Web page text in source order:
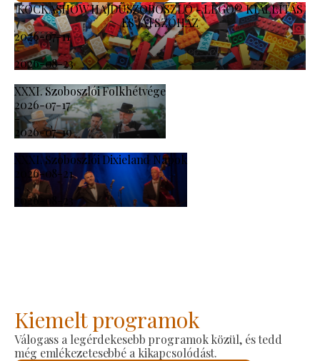
KOCKASHOW HAJDÚSZOBOSZLÓ - LEGO® KIÁLLÍTÁS
ÉS JÁTSZÓHÁZ
2026-07-11
-
2026-08-23
XXXI. Szoboszlói Folkhétvége
2026-07-17
-
2026-07-19
XXXI. Szoboszlói Dixieland Napok
2026-08-21
-
2026-08-23
Kiemelt programok
Válogass a legérdekesebb programok közül, és tedd
még emlékezetesebbé a kikapcsolódást.